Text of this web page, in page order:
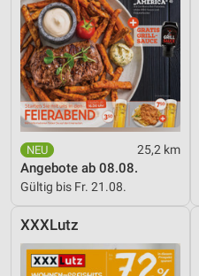
25,2 km
Angebote ab 08.08.
Gültig bis Fr. 21.08.
XXXLutz